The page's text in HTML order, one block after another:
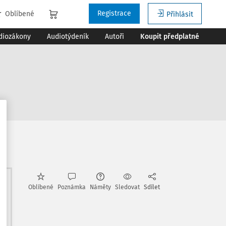
Oblíbené Přihlásit
Registrace
Audiotýdeník Autoři Koupit předplatné
Oblíbené Poznámka Náměty Sledovat Sdílet